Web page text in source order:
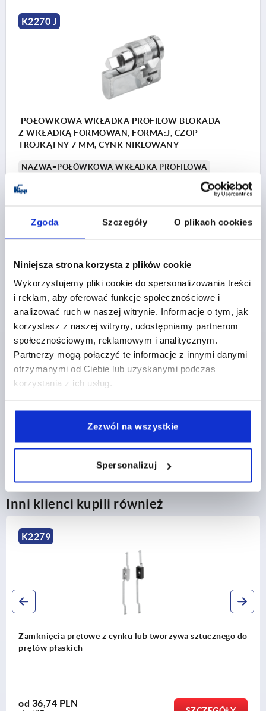
Zgoda Szczegóły O plikach cookies
Niniejsza strona korzysta z plików cookie
Wykorzystujemy pliki cookie do spersonalizowania treści
i reklam, aby oferować funkcje społecznościowe i
analizować ruch w naszej witrynie. Informacje o tym, jak
korzystasz z naszej witryny, udostępniamy partnerom
społecznościowym, reklamowym i analitycznym.
Partnerzy mogą połączyć te informacje z innymi danymi
otrzymanymi od Ciebie lub uzyskanymi podczas
korzystania z ich usług.
Zezwól na wszystkie
Spersonalizuj
K2270 J
POŁÓWKOWA WKŁADKA PROFILOW BLOKADA
Z WKŁADKĄ FORMOWAN, FORMA:J, CZOP
TRÓJKĄTNY 7 MM, CYNK NIKLOWANY
NAZWA=POŁÓWKOWA WKŁADKA PROFILOWA
WERSJA 1=BLOKADA Z WKŁADKĄ FORMOWANĄ
FORMA=J
SZEROKOŚĆ=10
ŚREDNICA=17
D1=M5
WYSOKOŚĆ=33
25,57 PLN
plus VAT
plus koszty wysyłki
SZCZEGÓŁY
SZCZEGÓŁY PRODUKTU
CAD
Inni klienci kupili również
prętowe z cynku lub tworzywa sztucznego do
płaskich
PLN